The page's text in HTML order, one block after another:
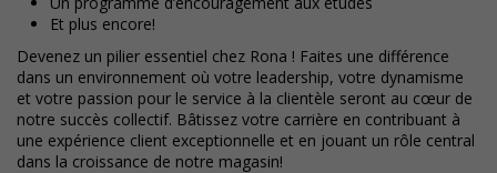
Et plus encore!
Devenez un pilier essentiel chez Rona ! Faites une différence
dans un environnement où votre leadership, votre dynamisme
et votre passion pour le service à la clientèle seront au cœur de
notre succès collectif. Bâtissez votre carrière en contribuant à
une expérience client exceptionnelle et en jouant un rôle central
dans la croissance de notre magasin!